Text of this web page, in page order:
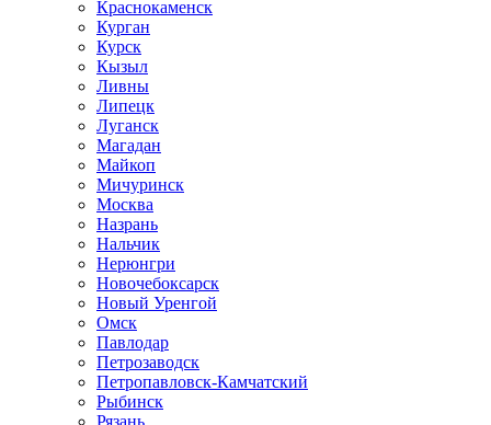
Краснокаменск
Курган
Курск
Кызыл
Ливны
Липецк
Луганск
Магадан
Майкоп
Мичуринск
Москва
Назрань
Нальчик
Нерюнгри
Новочебоксарск
Новый Уренгой
Омск
Павлодар
Петрозаводск
Петропавловск-Камчатский
Рыбинск
Рязань